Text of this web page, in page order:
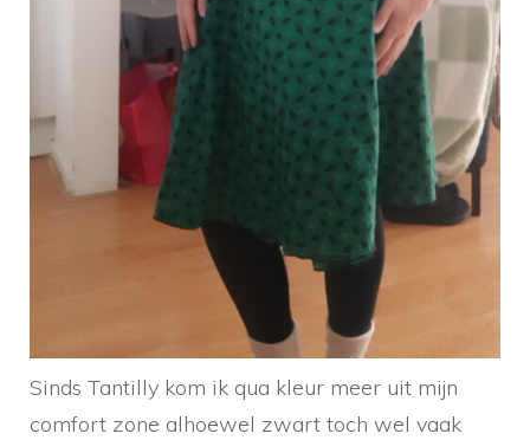
Sinds Tantilly kom ik qua kleur meer uit mijn
comfort zone alhoewel zwart toch wel vaak